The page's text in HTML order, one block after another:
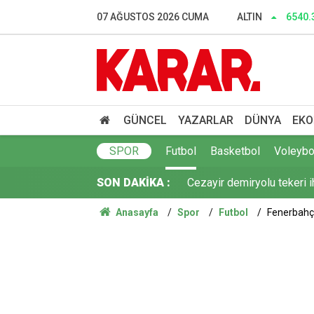
07 AĞUSTOS 2026 CUMA ALTIN
GÜNCEL YAZARLAR DÜNYA
SPOR Futbol Basketbol
SON DAKİKA :
SONAR anketinde Yeni
Tahliye edilen
Cezayir demiryolu tekeri
Günaydın YENİ Parti
Çerçeve yasa sonrası
Anasayfa Spor Futbol